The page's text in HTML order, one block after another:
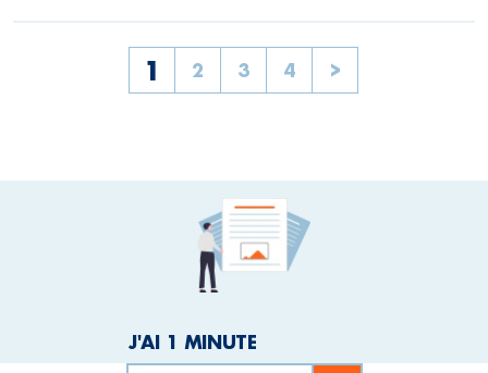
1 2 3 4 >
J'AI 1 MINUTE